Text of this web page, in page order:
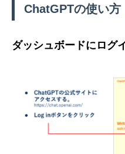
ChatGPTの使い方
ダッシュボードにログ